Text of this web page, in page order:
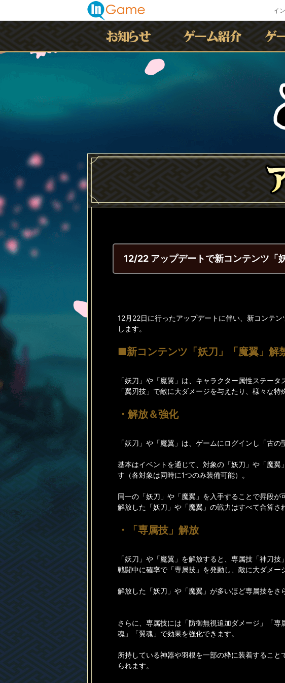
イ
イベント
12/22 アップデートで新コンテンツ「
12月22日に行ったアップデートに伴い、新コンテ
します。
■新コンテンツ「妖刀」「魔翼」解
「妖刀」や「魔翼」は、キャラクター属性ステー
「翼刃技」で敵に大ダメージを与えたり、様々な
・解放＆強化
「妖刀」や「魔翼」は、ゲームにログインし「古の
基本はイベントを通じて、対象の「妖刀」や「魔
す（各対象は同時に1つのみ装備可能）。
同一の「妖刀」や「魔翼」を入手することで昇段が
解放した「妖刀」や「魔翼」の戦力はすべて合算さ
・「専属技」解放
「妖刀」や「魔翼」を解放すると、専属技「神刀技
戦闘中に確率で「専属技」を発動し、敵に大ダメー
解放した「妖刀」や「魔翼」が多いほど専属技をさ
さらに、専属技には「防御無視追加ダメージ」「
魂」「翼魂」で効果を強化できます。
所持している神器や羽根を一部の枠に装着するこ
られます。